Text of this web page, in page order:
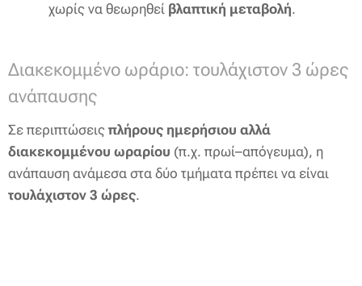
χωρίς να θεωρηθεί βλαπτική μεταβολή.
Διακεκομμένο ωράριο: τουλάχιστον 3 ώρες
ανάπαυσης
Σε περιπτώσεις πλήρους ημερήσιου αλλά
διακεκομμένου ωραρίου (π.χ. πρωί–απόγευμα), η
ανάπαυση ανάμεσα στα δύο τμήματα πρέπει να είναι
τουλάχιστον 3 ώρες.